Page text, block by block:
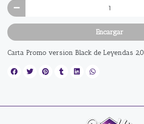
Encargar
Carta Promo version Black de Leyendas 2,0